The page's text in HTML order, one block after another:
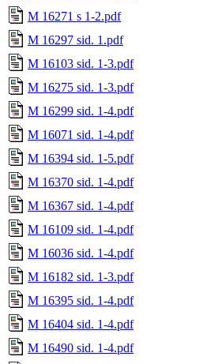
M 16271 s 1-2.pdf
M 16297 sid. 1.pdf
M 16103 sid. 1-3.pdf
M 16275 sid. 1-3.pdf
M 16299 sid. 1-4.pdf
M 16071 sid. 1-4.pdf
M 16394 sid. 1-5.pdf
M 16370 sid. 1-4.pdf
M 16367 sid. 1-4.pdf
M 16109 sid. 1-4.pdf
M 16036 sid. 1-4.pdf
M 16182 sid. 1-3.pdf
M 16395 sid. 1-4.pdf
M 16404 sid. 1-4.pdf
M 16490 sid. 1-4.pdf